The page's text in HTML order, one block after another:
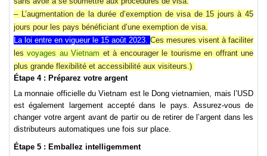
– L’augmentation de ladurée d’exemption de visa de 15 jours à 45
jours pour les pays bénéficiant d’une exemption de visa.
La loi entre en vigueur le 15 août 2023. Ces mesures visent à faciliter
lesvoyages au Vietnam et à encourager le tourisme en offrant une
plus grande flexibilité et accessibilité aux visiteurs.)
Étape 4 : Préparez votre argent
La monnaie officielle du Vietnam est le Dong vietnamien, mais l’USD
est également largement accepté dans le pays. Assurez-vous de
changer votre argent avant de partir ou de retirer de l’argent dans les
distributeurs automatiques une fois sur place.
Étape 5 : Emballez intelligemment